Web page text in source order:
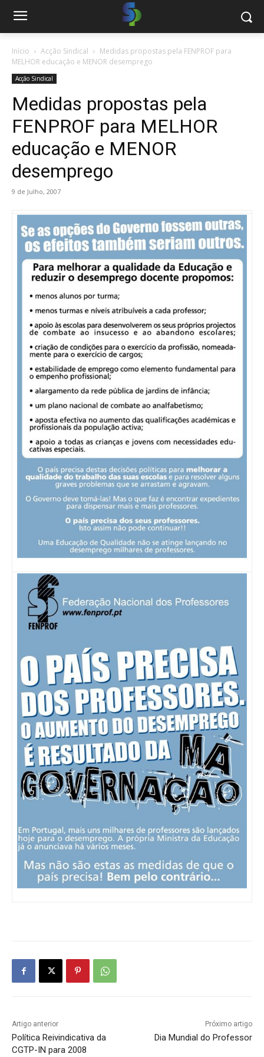
Início Acção Sindical
Medidas propostas pela FENPROF para
MELHOR educação e MENOR desemprego
Acção Sindical
Medidas propostas pela
FENPROF para MELHOR
educação e MENOR
desemprego
9 de Julho, 2007
Artigo anterior
Política Reivindicativa da
CGTP-IN para 2008
Próximo artigo
Dia Mundial do Professor